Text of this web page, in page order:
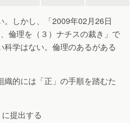
しかし、「2009年02月26日
倫理を（３）ナチスの裁き」で
科学はない。倫理のあるがある
的には「正」の手順を踏むた
提出する